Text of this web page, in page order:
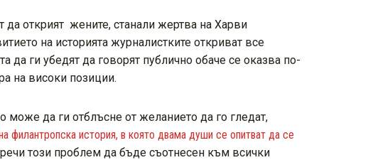
открият жените, станали жертва на Харви
на историята журналистките откриват все
да ги убедят да говорят публично обаче се оказва по-
на високи позиции.
може да ги отблъсне от желанието да го гледат,
история, в която двама души се опитват да се
този проблем да бъде съотнесен към всички